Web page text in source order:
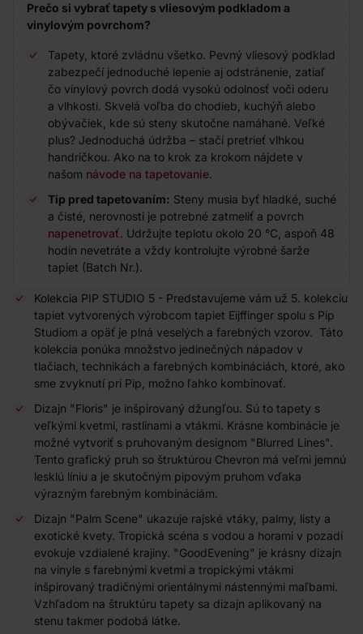
Prečo si vybrať tapety s vliesovým podkladom a
vinylovým povrchom?
Tapety, ktoré zvládnu všetko. Pevný vliesový podklad
zabezpečí jednoduché lepenie aj odstránenie, zatiaľ
čo vinylový povrch dodá vysokú odolnosť voči oderu
a vlhkosti. Skvelá voľba do chodieb, kuchýň alebo
obývačiek, kde sú steny skutočne namáhané. Veľké
plus? Jednoduchá údržba – stačí pretrieť vlhkou
handričkou. Ako na to krok za krokom nájdete v
našom návode na tapetovanie.
Tip pred tapetovaním: Steny musia byť hladké, suché
a čisté, nerovnosti je potrebné zatmeliť a povrch
napenetrovať. Udržujte teplotu okolo 20 °C, aspoň 48
hodín nevetráte a vždy kontrolujte výrobné šarže
tapiet (Batch Nr.).
Kolekcia PIP STUDIO 5 - Predstavujeme vám už 5. kolekciu
tapiet vytvorených výrobcom tapiet Eijffinger spolu s Pip
Studiom a opäť je plná veselých a farebných vzorov. Táto
kolekcia ponúka množstvo jedinečných nápadov v
tlačiach , technikách a farebných kombináciách, ktoré, ako
sme zvyknutí pri Pip, možno ľahko kombinovať.
Dizajn "Floris" je inšpirovaný džungľou. Sú to tapety s
veľkými kvetmi, rastlinami a vtákmi. Krásne kombinácie je
možné vytvoriť s pruhovaným designom "Blurred Lines".
Tento grafický pruh so štruktúrou Chevron má veľmi jemnú
lesklú líniu a je skutočným pipovým pruhom vďaka
výrazným farebným kombináciám.
Dizajn "Palm Scene" ukazuje rajské vtáky, palmy, listy a
exotické kvety. Tropická scéna s vodou a horami v pozadí
evokuje vzdialené krajiny. "GoodEvening" je krásny dizajn
na vinyle s farebnými kvetmi a tropickými vtákmi
inšpirovaný tradičnými orientálnymi nástennými maľbami.
Vzhľadom na štruktúru tapety sa dizajn aplikovaný na
stenu takmer podobá látke.